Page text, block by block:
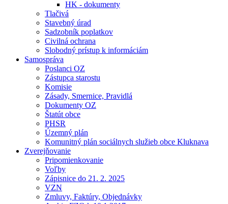
HK - dokumenty
Tlačivá
Stavebný úrad
Sadzobník poplatkov
Civilná ochrana
Slobodný prístup k informáciám
Samospráva
Poslanci OZ
Zástupca starostu
Komisie
Zásady, Smernice, Pravidlá
Dokumenty OZ
Štatút obce
PHSR
Územný plán
Komunitný plán sociálnych služieb obce Kluknava
Zverejňovanie
Pripomienkovanie
Voľby
Zápisnice do 21. 2. 2025
VZN
Zmluvy, Faktúry, Objednávky